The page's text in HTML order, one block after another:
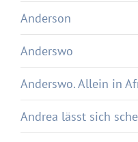
Anderson
Anderswo
Anderswo. Allein in
Andrea lässt sich